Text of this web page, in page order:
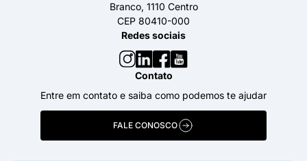
Branco, 1110 Centro
CEP 80410-000
Redes sociais
Contato
Entre em contato e saiba como podemos te ajudar
FALE CONOSCO